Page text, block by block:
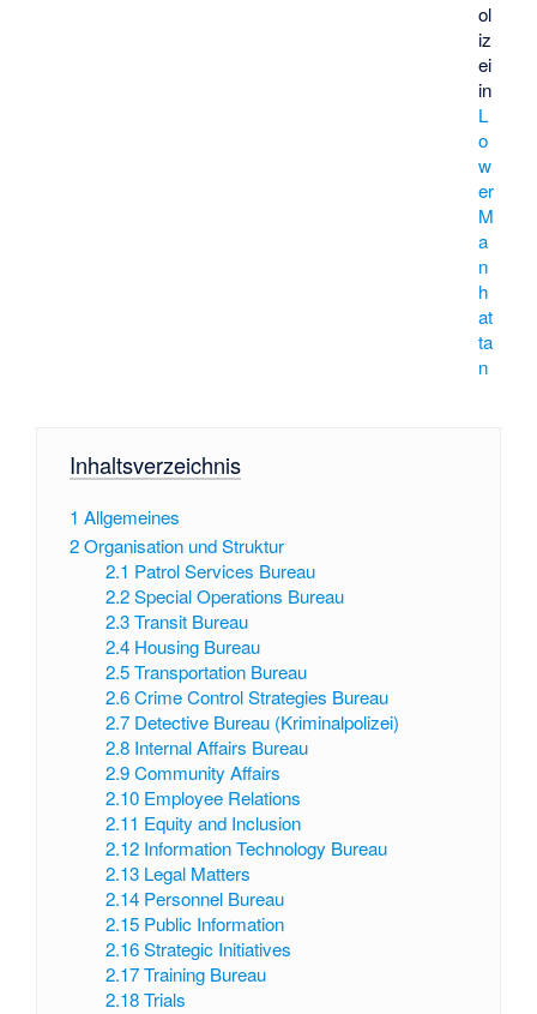
ol
iz
ei
in
L
o
w
er
M
a
n
h
at
ta
n
Inhaltsverzeichnis
1 Allgemeines
2Organisation und Struktur
2.1 Patrol Services Bureau
2.2 Special Operations Bureau
2.3 Transit Bureau
2.4 Housing Bureau
2.5 Transportation Bureau
2.6 Crime Control Strategies Bureau
2.7 Detective Bureau (Kriminalpolizei)
2.8 Internal Affairs Bureau
2.9 Community Affairs
2.10 Employee Relations
2.11 Equity and Inclusion
2.12 Information Technology Bureau
2.13 Legal Matters
2.14 Personnel Bureau
2.15 Public Information
2.16 Strategic Initiatives
2.17 Training Bureau
2.18 Trials